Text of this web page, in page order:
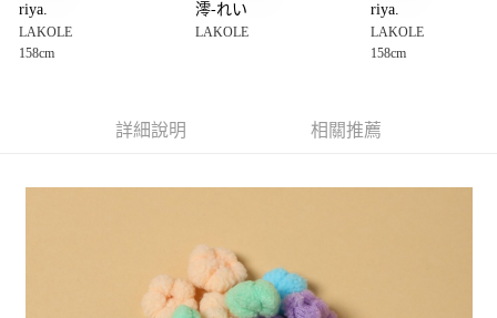
【大哥付你分期使用說明】
1.本服務由台灣大哥大提供，台灣大哥大用戶可立即使用無須另外申請。
2.付款方式選擇「大哥付你分期」，訂單成立後會自動跳轉到大哥付的交易
3.實際核准額度、可分期數及費用金額請依後續交易確認頁面所載為準。
4.訂單成立30分鐘內，如未前往確認交易或遇審核未通過，訂單將自動取
2.透過簡訊連結打開帳單後，可選擇「超商條碼／台灣大直營門市／銀行轉
帳／街口支付／iPASS MONEY」等通路繳費。
AFTEE先享後付
３．安心：先確認商品／服務後，再付款。
１．於結帳方式選擇「AFTEE先享後付」後，將跳轉至「AFTEE先享後付」
結帳頁面，進行簡訊認證並確認金額後，即可完成結帳。
２．訂單成立數日內，您將收到繳費通知簡訊。
３．收到繳費通知簡訊後14天內，點擊此簡訊中的連結，可透過四大超商／
每筆NT$80，滿NT$1,500(含以上)免運費
每筆NT$80，滿NT$1,500(含以上)免運費
riya.
LAKOLE
158cm
澪-れい
LAKOLE
riya.
LAKOLE
158cm
詳細說明 相關推薦